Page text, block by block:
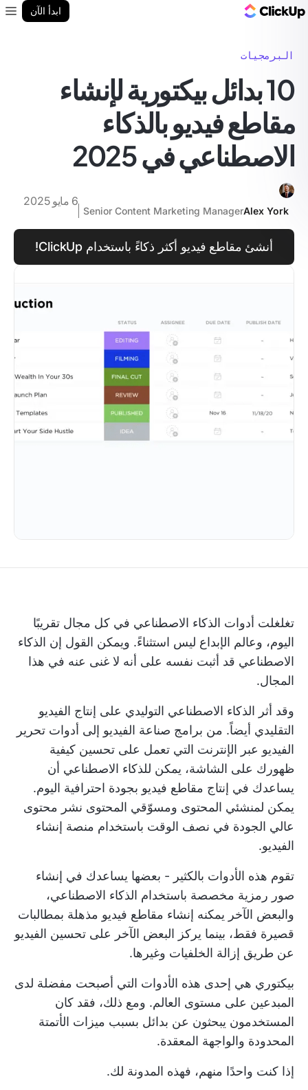
ابدأ الآن
البرمجيات
10 بدائل بيكتورية لإنشاء
مقاطع فيديو بالذكاء
الاصطناعي في 2025
Alex York
Senior Content Marketing Manager
6 مايو 2025
أنشئ مقاطع فيديو أكثر ذكاءً باستخدام ClickUp!
تغلغلت أدوات الذكاء الاصطناعي في كل مجال تقريبًا
اليوم، وعالم الإبداع ليس استثناءً. ويمكن القول إن الذكاء
الاصطناعي قد أثبت نفسه على أنه لا غنى عنه في هذا
المجال.
وقد أثر الذكاء الاصطناعي التوليدي على إنتاج الفيديو
التقليدي أيضاً. من برامج صناعة الفيديو إلى أدوات تحرير
الفيديو عبر الإنترنت التي تعمل على تحسين كيفية
ظهورك على الشاشة، يمكن للذكاء الاصطناعي أن
يساعدك في إنتاج مقاطع فيديو بجودة احترافية اليوم.
يمكن لمنشئي المحتوى ومسوّقي المحتوى نشر محتوى
عالي الجودة في نصف الوقت باستخدام منصة إنشاء
الفيديو.
تقوم هذه الأدوات بالكثير - بعضها يساعدك في إنشاء
صور رمزية مخصصة باستخدام الذكاء الاصطناعي،
والبعض الآخر يمكنه إنشاء مقاطع فيديو مذهلة بمطالبات
قصيرة فقط، بينما يركز البعض الآخر على تحسين الفيديو
عن طريق إزالة الخلفيات وغيرها.
بيكتوري هي إحدى هذه الأدوات التي أصبحت مفضلة لدى
المبدعين على مستوى العالم. ومع ذلك، فقد كان
المستخدمون يبحثون عن بدائل بسبب ميزات الأتمتة
المحدودة والواجهة المعقدة.
إذا كنت واحدًا منهم، فهذه المدونة لك.